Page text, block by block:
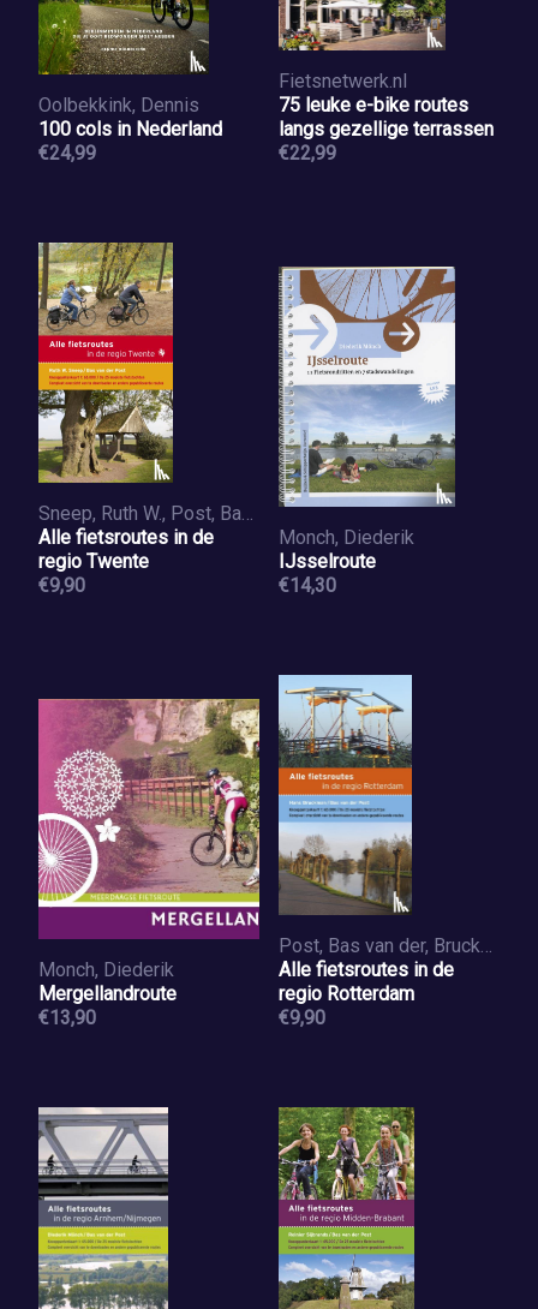
Oolbekkink, Dennis
100 cols in Nederland
€24,99
Fietsnetwerk.nl
75 leuke e-bike routes
langs gezellige terrassen
€22,99
Sneep, Ruth W., Post, Bas van der
Alle fietsroutes in de
regio Twente
€9,90
Monch, Diederik
IJsselroute
€14,30
Monch, Diederik
Mergellandroute
€13,90
Post, Bas van der, Bruckman, Hans
Alle fietsroutes in de
regio Rotterdam
€9,90